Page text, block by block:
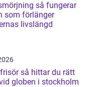
så fungerar
som förlänger
livslängd
du rätt
globen i stockholm